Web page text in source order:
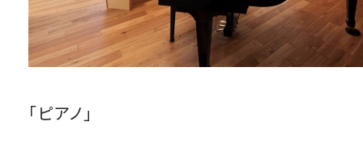
「ピアノ」